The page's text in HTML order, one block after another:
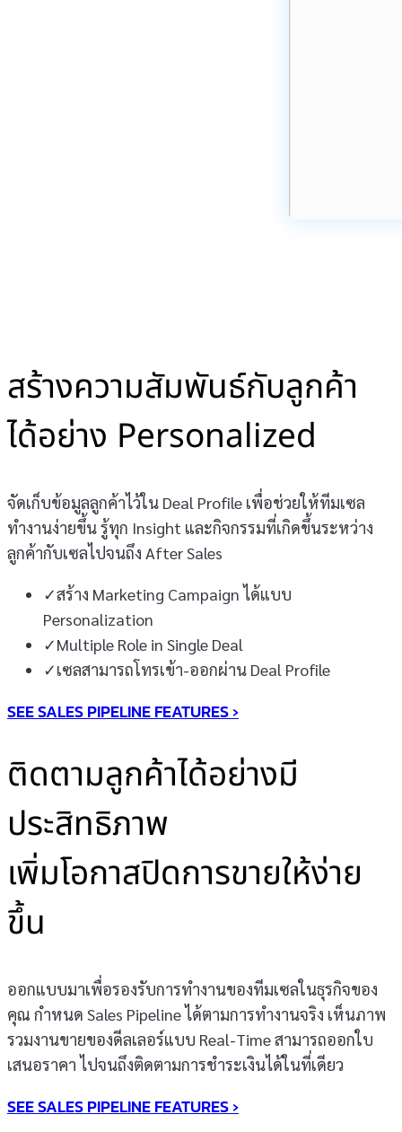
สร้างความสัมพันธ์กับลูกค้า
ได้อย่าง Personalized
จัดเก็บข้อมูลลูกค้าไว้ใน Deal Profile เพื่อช่วยให้ทีมเซล
ทำงานง่ายขึ้น รู้ทุก Insight และกิจกรรมที่เกิดขึ้นระหว่าง
ลูกค้ากับเซลไปจนถึง After Sales
✓สร้าง Marketing Campaign ได้แบบ
Personalization
✓Multiple Role in Single Deal
✓เซลสามารถโทรเข้า-ออกผ่าน Deal Profile
SEE SALES PIPELINE FEATURES ›
ติดตามลูกค้าได้อย่างมี
ประสิทธิภาพ
เพิ่มโอกาสปิดการขายให้ง่าย
ขึ้น
ออกแบบมาเพื่อรองรับการทำงานของทีมเซลในธุรกิจของ
คุณ กำหนด Sales Pipeline ได้ตามการทำงานจริง เห็นภาพ
รวมงานขายของดีลเลอร์แบบ Real-Time สามารถออกใบ
เสนอราคา ไปจนถึงติดตามการชำระเงินได้ในที่เดียว
SEE SALES PIPELINE FEATURES ›